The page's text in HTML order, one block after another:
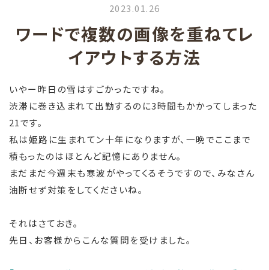
2023.01.26
ワードで複数の画像を重ねてレ
イアウトする方法
いやー昨日の雪はすごかったですね。
渋滞に巻き込まれて出勤するのに3時間もかかってしまった
21です。
私は姫路に生まれてン十年になりますが、一晩でここまで
積もったのはほとんど記憶にありません。
まだまだ今週末も寒波がやってくるそうですので、みなさん
油断せず対策をしてくださいね。
それはさておき。
先日、お客様からこんな質問を受けました。